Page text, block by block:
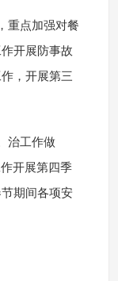
重点加强对餐
开展防事故
，开展第三
治工作做
开展第四季
期间各项安